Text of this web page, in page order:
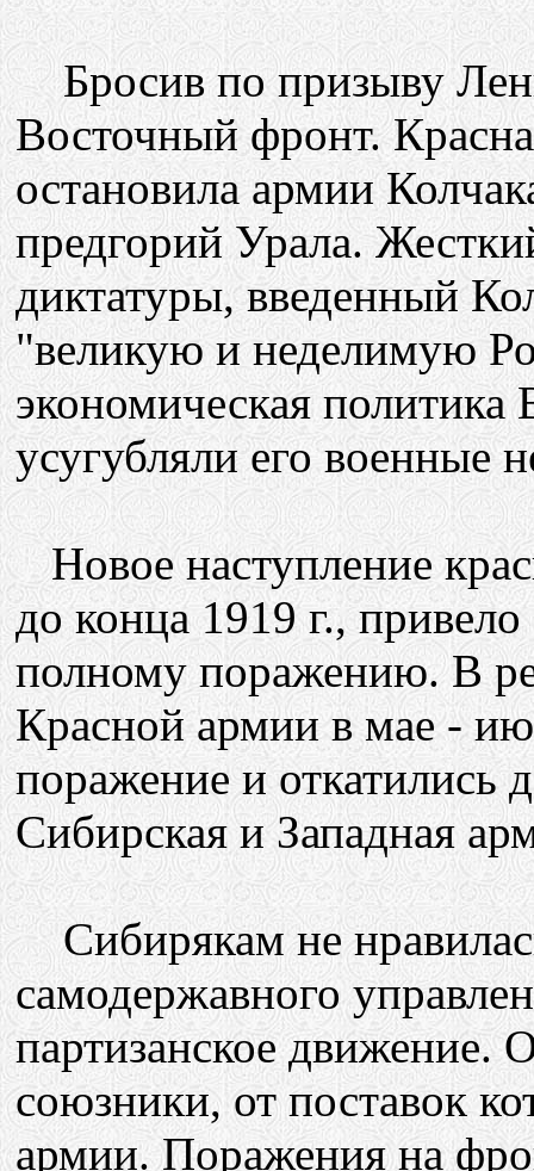
Бросив по призыву
Восточный фронт.
остановила армии
предгорий Урала.
диктатуры, введенный
"великую и неделимую
экономическая политика
усугубляли его военные
Новое наступление
до конца 1919 г.,
полному поражению. В
Красной армии в мае -
поражение и откатились
Сибирская и Западная
Сибирякам не
самодержавного
партизанское движение.
союзники, от поставок
армии. Поражения на